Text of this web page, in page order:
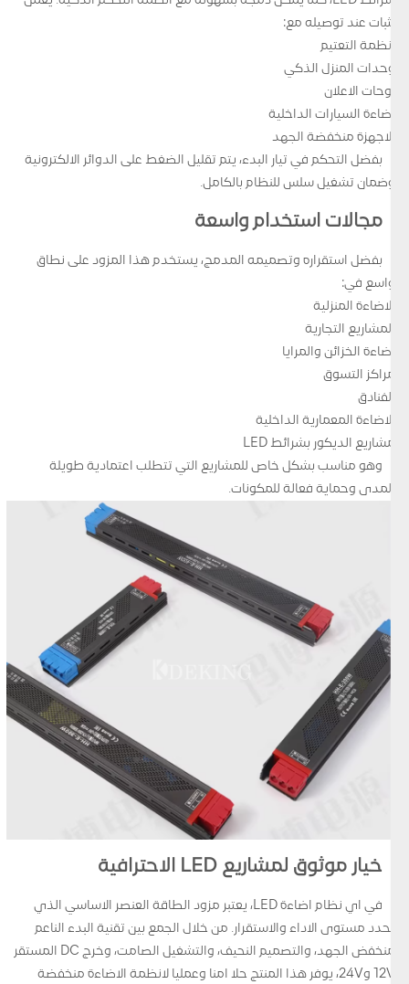
بثبات عند توصيله مع:
انظمة التعتيم
وحدات المنزل الذكي
لوحات الاعلان
اضاءة السيارات الداخلية
الاجهزة منخفضة الجهد
بفضل التحكم في تيار البدء، يتم تقليل الضغط على الدوائر الالكترونية
وضمان تشغيل سلس للنظام بالكامل.
مجالات استخدام واسعة
بفضل استقراره وتصميمه المدمج، يستخدم هذا المزود على نطاق
واسع في:
الاضاءة المنزلية
المشاريع التجارية
اضاءة الخزائن والمرايا
مراكز التسوق
الفنادق
الاضاءة المعمارية الداخلية
مشاريع الديكور بشرائط LED
وهو مناسب بشكل خاص للمشاريع التي تتطلب اعتمادية طويلة
المدى وحماية فعالة للمكونات.
خيار موثوق لمشاريع LED الاحترافية
في اي نظام اضاءة LED، يعتبر مزود الطاقة العنصر الاساسي الذي
يحدد مستوى الاداء والاستقرار. من خلال الجمع بين تقنية البدء الناعم
منخفض الجهد، والتصميم النحيف، والتشغيل الصامت، وخرج DC المستقر
12V و24V، يوفر هذا المنتج حلا امنا وعمليا لانظمة الاضاءة منخفضة